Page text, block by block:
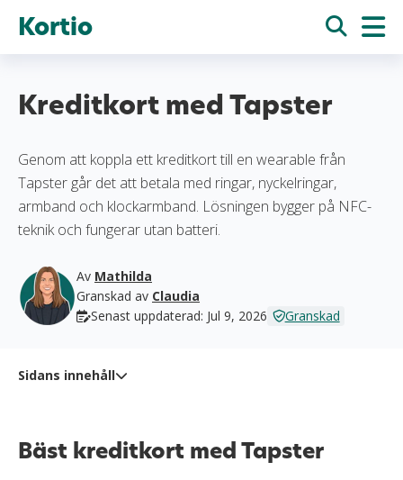
Kortio
Kreditkort med Tapster
Genom att koppla ett kreditkort till en wearable från
Tapster går det att betala med ringar, nyckelringar,
armband och klockarmband. Lösningen bygger på NFC-
teknik och fungerar utan batteri.
Av Mathilda
Granskad av Claudia
Senast uppdaterad: Jul 9, 2026
Granskad
Sidans innehåll
Så fungerar betalning med Tapster
Bäst kreditkort med Tapster